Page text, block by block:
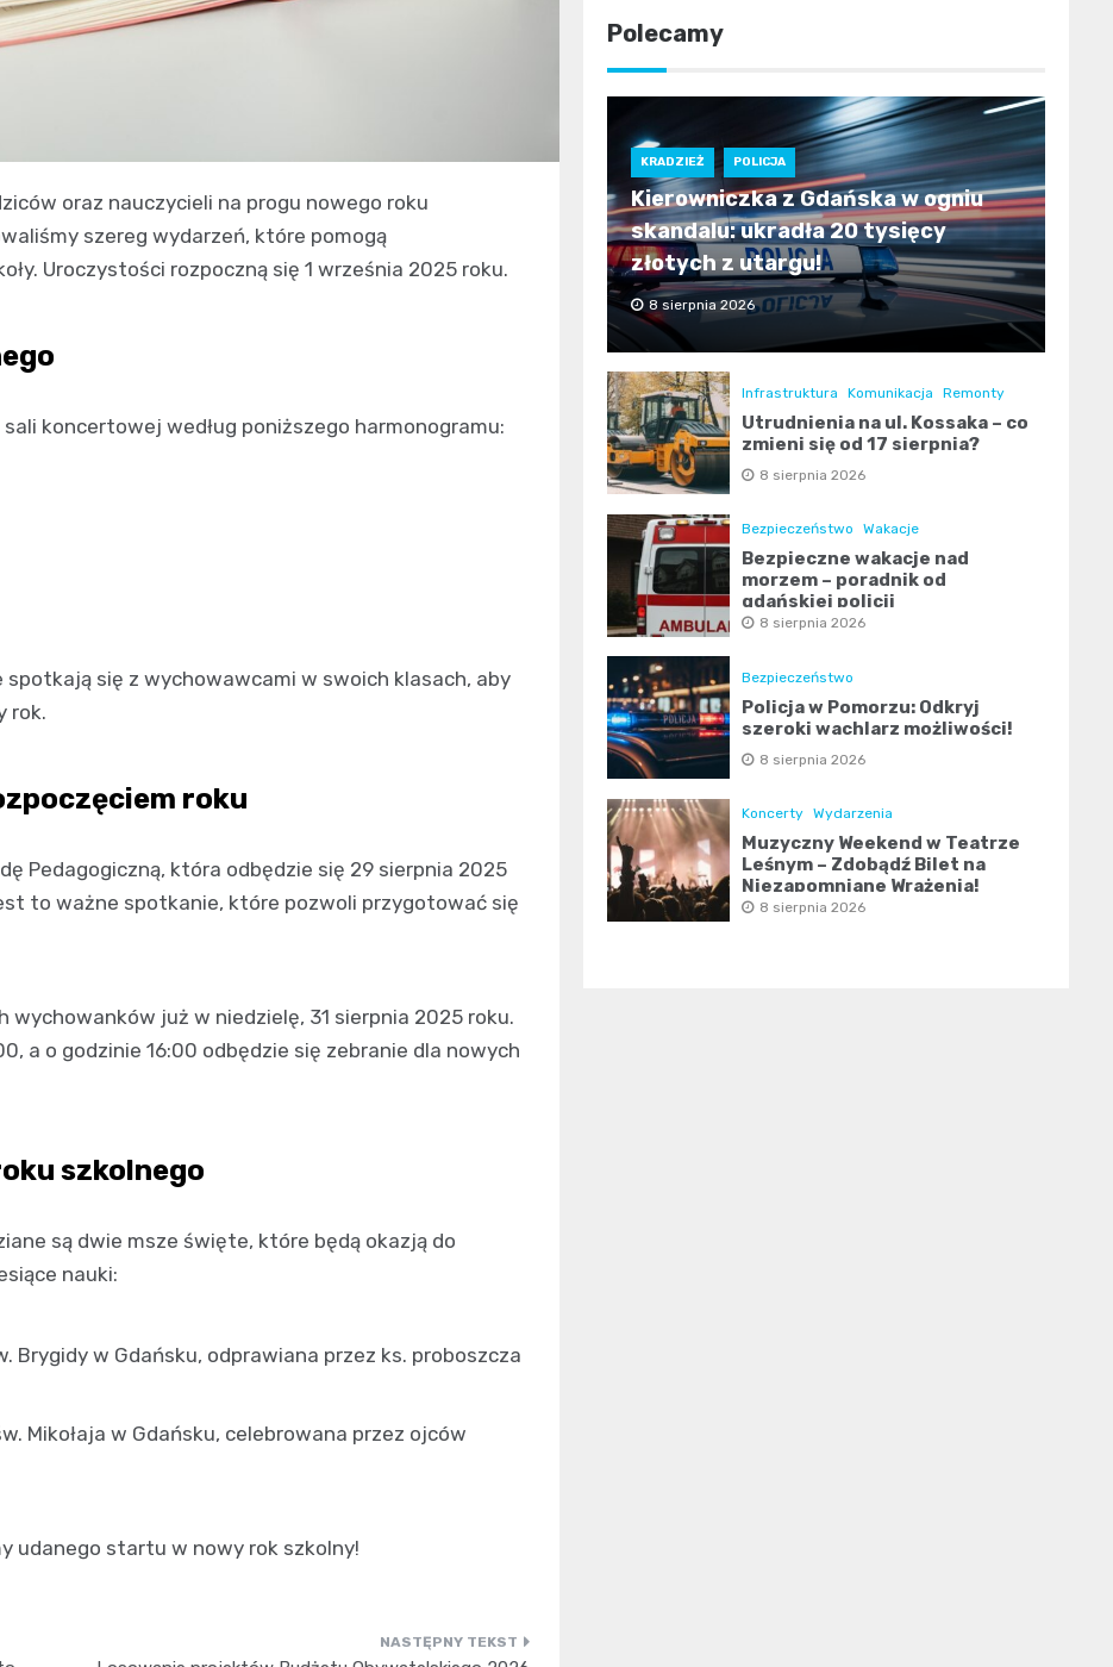
oraz nauczycieli na progu nowego roku
szereg wydarzeń, które pomogą
Uroczystości rozpoczną się 1 września 2025 roku.
koncertowej według poniższego harmonogramu:
się z wychowawcami w swoich klasach, aby
rok.
roku
Pedagogiczną, która odbędzie się 29 sierpnia 2025
to ważne spotkanie, które pozwoli przygotować się
już w niedzielę, 31 sierpnia 2025 roku.
a o godzinie 16:00 odbędzie się zebranie dla nowych
szkolnego
są dwie msze święte, które będą okazją do
nauki:
Brygidy w Gdańsku, odprawiana przez ks. proboszcza
Mikołaja w Gdańsku, celebrowana przez ojców
udanego startu w nowy rok szkolny!
Polecamy
KRADZIEŻ POLICJA
Kierowniczka z Gdańska w ogniu
skandalu: ukradła 20 tysięcy
złotych z utargu!
8 sierpnia 2026
Infrastruktura Komunikacja Remonty
Utrudnienia na ul. Kossaka – co
zmieni się od 17 sierpnia?
8 sierpnia 2026
Bezpieczeństwo Wakacje
Bezpieczne wakacje nad
morzem – poradnik od
gdańskiej policji
8 sierpnia 2026
Bezpieczeństwo
Policja w Pomorzu: Odkryj
szeroki wachlarz możliwości!
8 sierpnia 2026
Koncerty Wydarzenia
Muzyczny Weekend w Teatrze
Leśnym – Zdobądź Bilet na
Niezapomniane Wrażenia!
8 sierpnia 2026